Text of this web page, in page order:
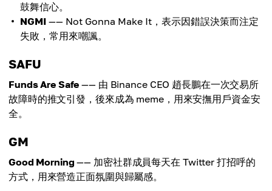
鼓舞信心。
NGMI —— Not Gonna Make It，表示因錯誤決策而注定
失敗，常用來嘲諷。
SAFU
Funds Are Safe —— 由 Binance CEO 趙長鵬在一次交易所
故障時的推文引發，後來成為 meme，用來安撫用戶資金安
全。
GM
Good Morning —— 加密社群成員每天在 Twitter 打招呼的
方式，用來營造正面氛圍與歸屬感。